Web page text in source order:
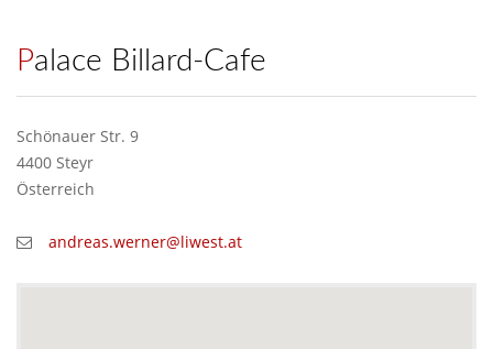
Palace Billard-Cafe
Schönauer Str. 9
4400 Steyr
Österreich
andreas.werner@liwest.at